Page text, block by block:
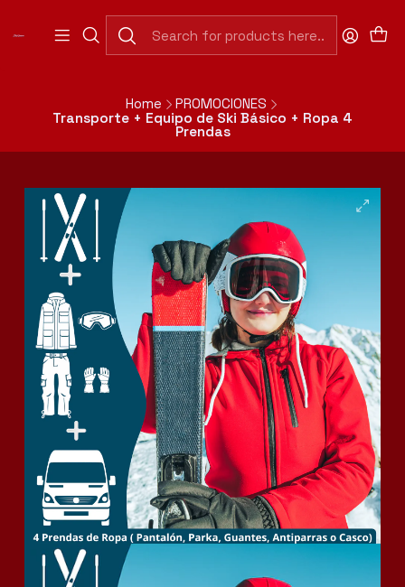
Abierto Domingo a Jueves de 7:30 a 20:00 hrs
(Cerrado 13:00 a 15:30hrs).
Abierto Viernes y Sábado de 7:30 a 20:00 hrs. Horario
Home
PROMOCIONES
Transporte + Equipo de Ski Básico + Ropa 4
Prendas